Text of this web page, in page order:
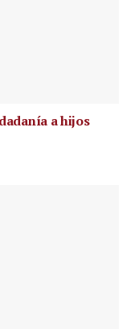
a hijos